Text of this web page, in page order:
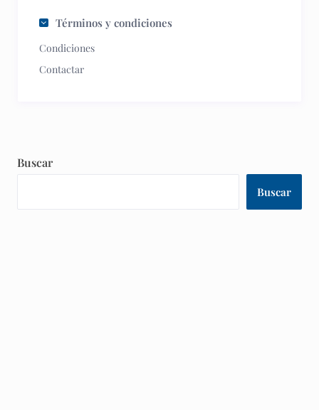
Términos y condiciones
Condiciones
Contactar
Buscar
Buscar